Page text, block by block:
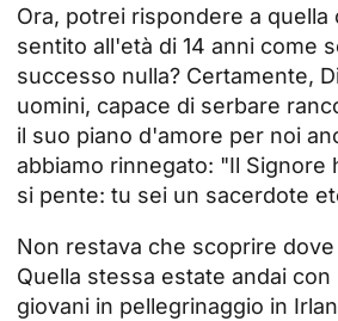
Ora, potrei rispondere a quella
sentito all'età di 14 anni come
successo nulla? Certamente,
uomini, capace di serbare
il suo piano d'amore per noi
abbiamo rinnegato: "Il Signore
si pente: tu sei un sacerdote
Non restava che scoprire dove
Quella stessa estate andai con
giovani in pellegrinaggio in